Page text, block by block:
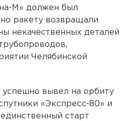
М» должен был
ракету возвращали
некачественных деталей
Челябинской
успешно вывел на орбиту
«Экспресс-80» и
старт